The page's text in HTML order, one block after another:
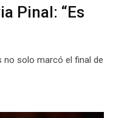
Pinal: “Es
no solo marcó el final de